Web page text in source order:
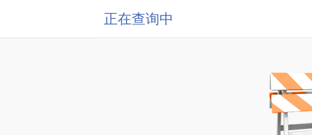
正在查询中